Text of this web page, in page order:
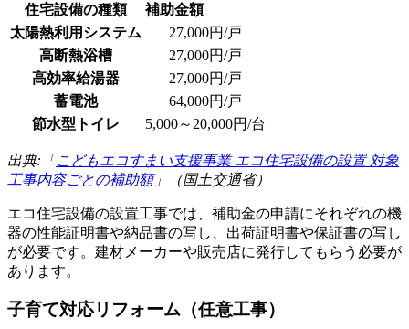
住宅設備の種類
補助金額
太陽熱利用システム
27,000円/戸
高断熱浴槽
27,000円/戸
高効率給湯器
27,000円/戸
蓄電池
64,000円/戸
節水型トイレ
5,000～20,000円/台
出典:「 こどもエコすまい支援事業 エコ住宅設備の設置 対象
工事内容ごとの補助額」（国土交通省）
エコ住宅設備の設置工事では、補助金の申請にそれぞれの機
器の性能証明書や納品書の写し、出荷証明書や保証書の写し
が必要です。建材メーカーや販売店に発行してもらう必要が
あります。
子育て対応リフォーム（任意工事）